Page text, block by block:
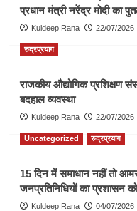
प्रधान मंत्री नरेंद्र मोदी का
Kuldeep Rana 22/07/2026
रुद्रप्रयाग
राजकीय औद्योगिक प्रशिक्षण
बदहाल व्यवस्था
Kuldeep Rana 22/07/2026
Uncategorized रुद्रप्रयाग
15 दिन में समाधान नहीं तो
जनप्रतिनिधियों का प्रशासन
Kuldeep Rana 04/07/2026